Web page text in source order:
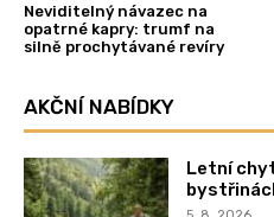
Neviditelný návazec na
opatrné kapry: trumf na
silně prochytávané revíry
AKČNÍ NABÍDKY
Letní